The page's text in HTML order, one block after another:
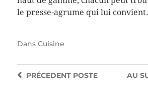
le presse-agrume qui lui convient.
Dans Cuisine
AU
PRÉCEDENTPOSTE